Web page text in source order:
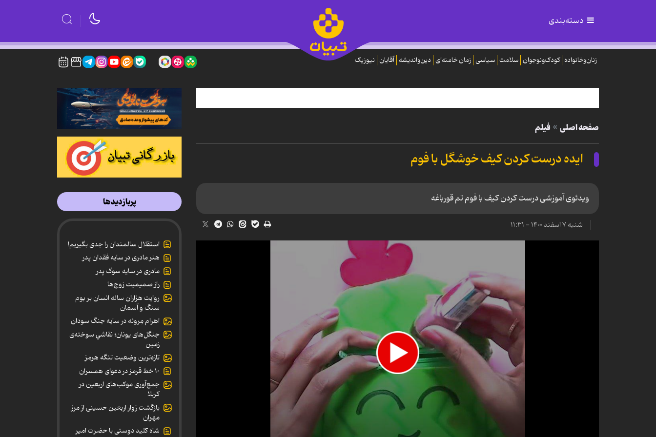
دسته‌بندی
زنان‌وخانواده کودک‌ونوجوان سلامت سیاسی زمان خامنه‌ای دین‌واندیشه آقایان نیوزیک
صفحه اصلی فیلم
ایده درست کردن کیف خوشگل با فوم
ویدئوی آموزشی درست کردن کیف با فوم تم قورباغه
شنبه ۷ اسفند ۱۴۰۰ - ۱۱:۳۱
پربازدیدها
استقلال سالمندان را جدی بگیریم!
هنر مادری در سایه‌ فقدان پدر
مادری در سایه سوگ پدر
راز صمیمیت زوج‌ها
روایت هزاران ساله انسان بر بوم
سنگ و آسمان
اهرام مِروئه در سایه جنگ سودان
جنگل‌های یونان؛ نقاشیِ سوخته‌ی
زمین
تازه‌ترین وضعیت تنگه هرمز
۱۰ خط قرمز در دعوای همسران
جمع‌آوری موکب‌های اربعین در
کربلا
بازگشت زوار اربعین حسینی از مرز
مهران
شاه کلید دوستی با حضرت امیر